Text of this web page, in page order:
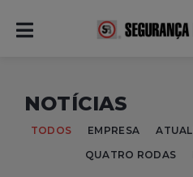
NOTÍCIAS
TODOS EMPRESA
QUATRO RODAS